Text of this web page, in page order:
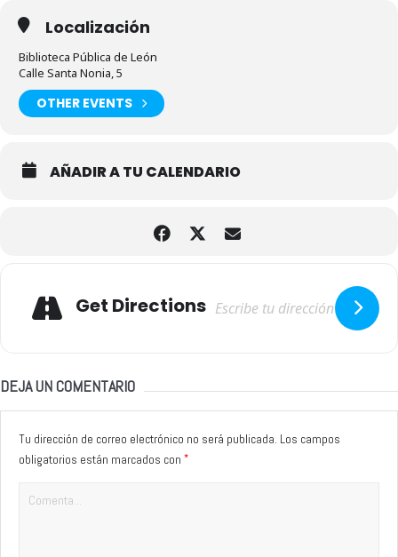
Localización
Biblioteca Pública de León
Calle Santa Nonia, 5
OTHER EVENTS
AÑADIR A TU CALENDARIO
Get Directions
DEJA UN COMENTARIO
Tu dirección de correo electrónico no será publicada. Los campos
obligatorios están marcados con *